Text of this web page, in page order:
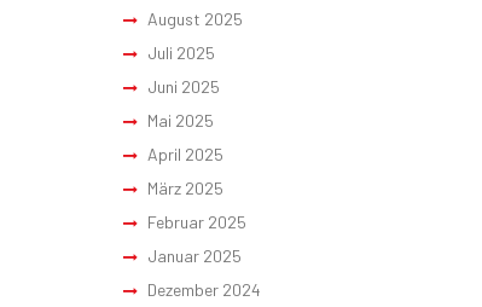
August 2025
Juli 2025
Juni 2025
Mai 2025
April 2025
März 2025
Februar 2025
Januar 2025
Dezember 2024